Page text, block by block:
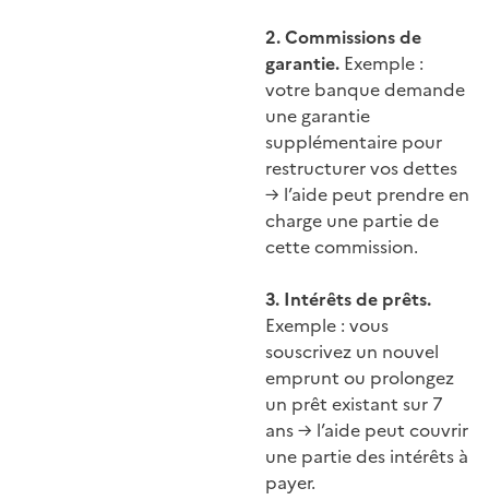
2. Commissions de
garantie. Exemple :
votre banque demande
une garantie
supplémentaire pour
restructurer vos dettes
→ l’aide peut prendre en
charge une partie de
cette commission.
3. Intérêts de prêts.
Exemple : vous
souscrivez un nouvel
emprunt ou prolongez
un prêt existant sur 7
ans → l’aide peut couvrir
une partie des intérêts à
payer.